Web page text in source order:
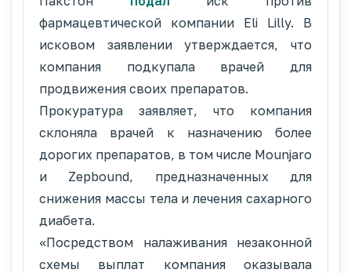
фармацевтической компании Eli Lilly. В
исковом заявлении утверждается, что
компания подкупала врачей для
продвижения своих препаратов.
Прокуратура заявляет, что компания
склоняла врачей к назначению более
дорогих препаратов, в том числе Mounjaro
и Zepbound, предназначенных для
снижения массы тела и лечения сахарного
диабета.
«Посредством налаживания незаконной
схемы выплат компания оказывала